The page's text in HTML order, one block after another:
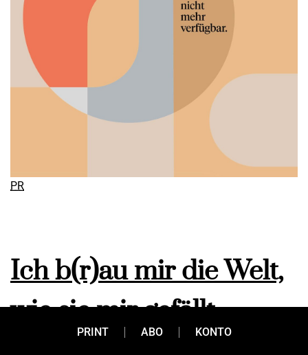
PR
Ich b(r)au mir die Welt,
wie sie mir gefällt.
PRINT ABO KONTO